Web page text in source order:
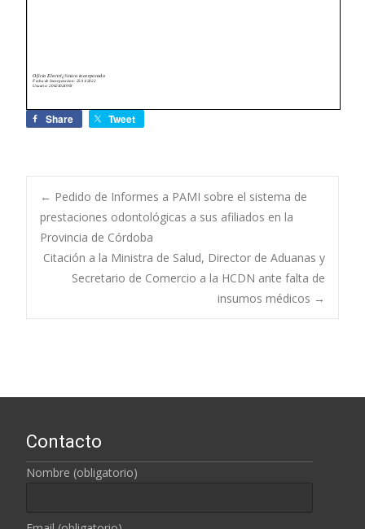
Share Tweet
Navegación de
entradas
← Pedido de Informes a PAMI sobre el sistema de
prestaciones odontológicas a sus afiliados en la
Provincia de Córdoba
Citación a la Ministra de Salud, Director de Aduanas y
Secretario de Comercio a la HCDN ante falta de
insumos médicos →
Contacto
Nombre (obligatorio)